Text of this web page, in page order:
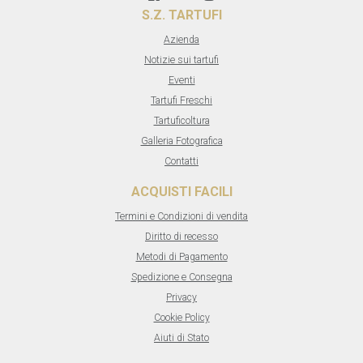
S.Z. TARTUFI
Azienda
Notizie sui tartufi
Eventi
Tartufi Freschi
Tartuficoltura
Galleria Fotografica
Contatti
ACQUISTI FACILI
Termini e Condizioni di vendita
Diritto di recesso
Metodi di Pagamento
Spedizione e Consegna
Privacy
Cookie Policy
Aiuti di Stato